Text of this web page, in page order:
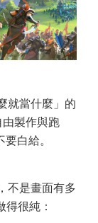
就當什麼」的
製作與跑
白給。
不是畫面有多
很純：